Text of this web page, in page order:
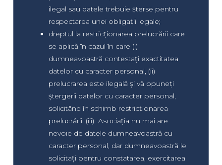
ilegal sau datele trebuie șterse pentru
respectarea unei obligații legale;
dreptul la restricționarea prelucrării care
se aplică în cazul în care (i)
dumneavoastră contestați exactitatea
datelor cu caracter personal, (ii)
prelucrarea este ilegală și vă opuneți
ștergerii datelor cu caracter personal,
solicitând în schimb restricționarea
prelucrării, (iii) Asociația nu mai are
nevoie de datele dumneavoastră cu
caracter personal, dar dumneavoastră le
solicitați pentru constatarea, exercitarea